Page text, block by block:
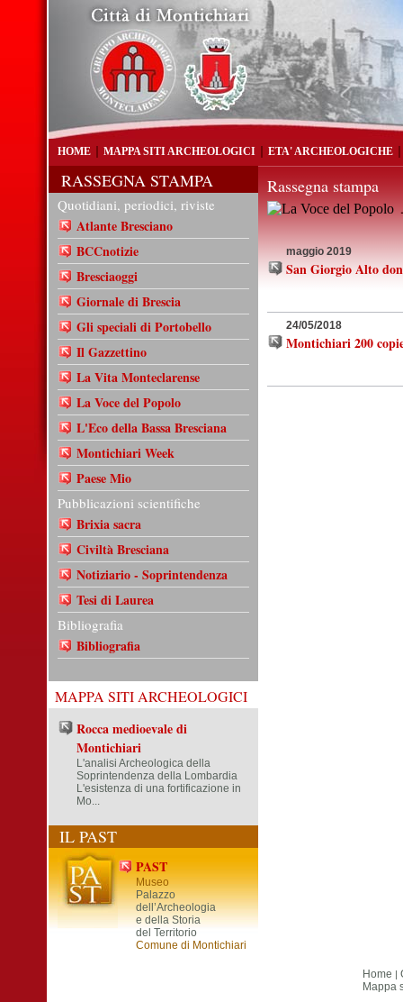
HOME MAPPA SITI ARCHEOLOGICI ETA' ARCHEOLOGICHE
RASSEGNA STAMPA
Quotidiani, periodici, riviste
Atlante Bresciano
BCCnotizie
Bresciaoggi
Giornale di Brescia
Gli speciali di Portobello
Il Gazzettino
La Vita Monteclarense
La Voce del Popolo
L'Eco della Bassa Bresciana
Montichiari Week
Paese Mio
Pubblicazioni scientifiche
Brixia sacra
Civiltà Bresciana
Notiziario - Soprintendenza
Tesi di Laurea
Bibliografia
Bibliografia
MAPPA SITI ARCHEOLOGICI
Rocca medioevale di
Montichiari
L'analisi Archeologica della
Soprintendenza della Lombardia
L'esistenza di una fortificazione in
Mo...
IL PAST
PAST
Museo
Palazzo
dell’Archeologia
e della Storia
del Territorio
Comune di Montichiari
Rassegna stampa
maggio 2019
San Giorgio Alto
24/05/2018
Montichiari 200
Home |
Mappa